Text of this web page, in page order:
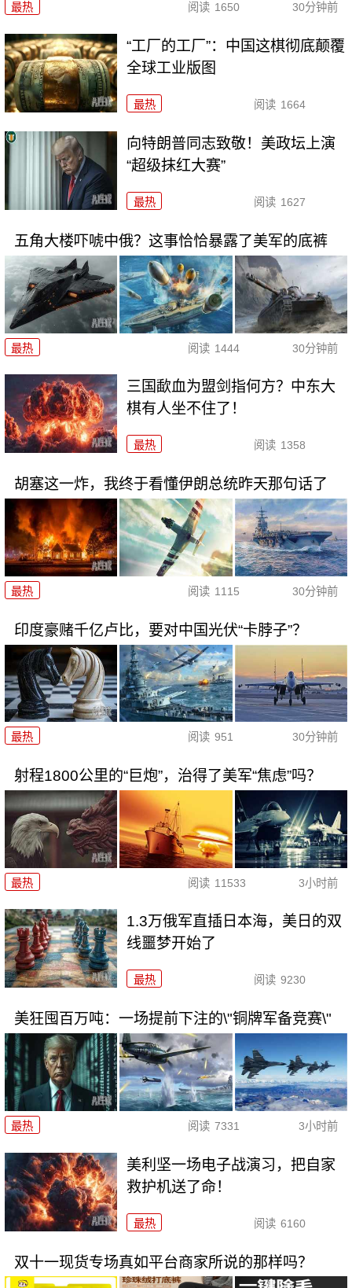
最热 阅读 1650 30分钟前
“工厂的工厂”：中国这棋彻底颠覆
全球工业版图
最热 阅读 1664
向特朗普同志致敬！美政坛上演
“超级抹红大赛”
最热 阅读 1627
五角大楼吓唬中俄？这事恰恰暴露了美军的底裤
最热 阅读 1444 30分钟前
三国歃血为盟剑指何方？中东大
棋有人坐不住了！
最热 阅读 1358
胡塞这一炸，我终于看懂伊朗总统昨天那句话了
最热 阅读 1115 30分钟前
印度豪赌千亿卢比，要对中国光伏“卡脖子”？
最热 阅读 951 30分钟前
射程1800公里的“巨炮”，治得了美军“焦虑”吗？
最热 阅读 11533 3小时前
1.3万俄军直插日本海，美日的双
线噩梦开始了
最热 阅读 9230
美狂囤百万吨：一场提前下注的\"铜牌军备竞赛\"
最热 阅读 7331 3小时前
美利坚一场电子战演习，把自家
救护机送了命！
最热 阅读 6160
双十一现货专场真如平台商家所说的那样吗？